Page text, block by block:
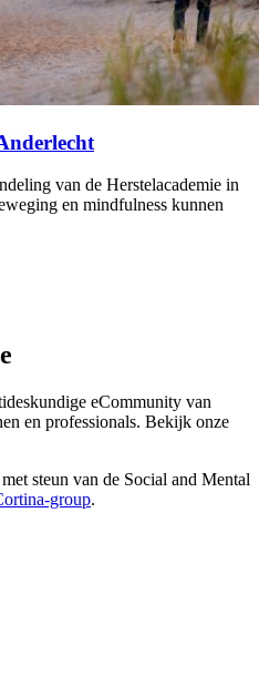
van de Herstelacademie in
en mindfulness kunnen
eCommunity van
en professionals. Bekijk onze
steun van de Social and Mental
group.